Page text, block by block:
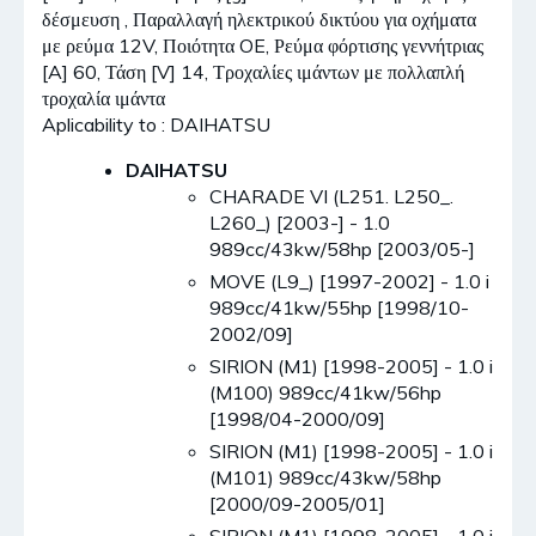
δέσμευση , Παραλλαγή ηλεκτρικού δικτύου για οχήματα
με ρεύμα 12V, Ποιότητα OE, Ρεύμα φόρτισης γεννήτριας
[A] 60, Τάση [V] 14, Τροχαλίες ιμάντων με πολλαπλή
τροχαλία ιμάντα
Aplicability to : DAIHATSU
DAIHATSU
CHARADE VI (L251. L250_.
L260_) [2003-] - 1.0
989cc/43kw/58hp [2003/05-]
MOVE (L9_) [1997-2002] - 1.0 i
989cc/41kw/55hp [1998/10-
2002/09]
SIRION (M1) [1998-2005] - 1.0 i
(M100) 989cc/41kw/56hp
[1998/04-2000/09]
SIRION (M1) [1998-2005] - 1.0 i
(M101) 989cc/43kw/58hp
[2000/09-2005/01]